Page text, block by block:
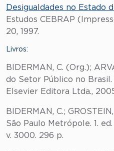
Desigualdades no Estado
Estudos CEBRAP
20, 1997.
Livros:
BIDERMAN, C. (Org.);
do Setor Público no Brasil.
Elsevier Editora Ltda.,
BIDERMAN, C.;
São Paulo Metrópole. 1.
v. 3000. 296 p.